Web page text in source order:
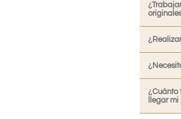
¿Cuánto
llegar